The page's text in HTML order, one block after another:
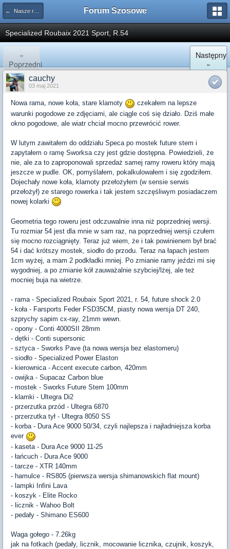
← Nasze rowery Forum Szosowe
Specialized Roubaix 2021 Sport, R.54
«
Poprzedni
Następny
»
cauchy
03 maj 2021
Nowa rama, nowe koła, stare klamoty
czekałem na lepsze
warunki pogodowe ze zdjęciami, ale ciągle coś się działo. Dziś małe
okno pogodowe, ale wiatr chciał mocno przewrócić rower.
W lutym zawitałem do oddziału Speca po mostek future stem i
zapytałem o ramę Sworksa czy jest gdzie dostępna. Powiedzieli, że
nie, ale za to zaproponowali sprzedaż samej ramy roweru który mają
jeszcze w pudle. OK, pomyślałem, pokalkulowałem i się zgodziłem.
Dojechały nowe koła, klamoty przełożyłem (w sensie serwis
przełożył) ze starego rowerka i tak jestem szczęśliwym posiadaczem
nowej kolarki
Geometria tego roweru jest odczuwalnie inna niż poprzedniej wersji.
Tu rozmiar 54 jest dla mnie w sam raz, na poprzedniej wersji czułem
się mocno rozciągnięty. Teraz już wiem, że i tak powinienem był brać
54 i dać krótszy mostek, siodło do przodu. Teraz na łapach jestem
1cm wyżej, a mam 2 podkładki mniej. Po zmianie ramy jeździ mi się
wygodniej, a po zmianie kół zauważalnie szybciej/lżej, ale też
mocniej buja na wietrze.
- rama - Specialized Roubaix Sport 2021, r. 54, future shock 2.0
- koła - Farsports Feder FSD35CM, piasty nowa wersja DT 240,
szprychy sapim cx-ray, 21mm wewn.
- opony - Conti 4000SII 28mm
- dętki - Conti supersonic
- sztyca - Sworks Pave (ta nowa wersja bez elastomeru)
- siodło - Specialized Power Elaston
- kierownica - Accent execute carbon, 420mm
- owijka - Supacaz Carbon blue
- mostek - Sworks Future Stem 100mm
- klamki - Ultegra Di2
- przerzutka przód - Ultegra 6870
- przerzutka tył - Ultegra 8050 SS
- korba - Dura Ace 9000 50/34, czyli najlepsza i najładniejsza korba
ever
- kaseta - Dura Ace 9000 11-25
- łańcuch - Dura Ace 9000
- tarcze - XTR 140mm
- hamulce - RS805 (pierwsza wersja shimanowskich flat mount)
- lampki Infini Lava
- koszyk - Elite Rocko
- licznik - Wahoo Bolt
- pedały - Shimano ES600
Waga gołego - 7.26kg
jak na fotkach (pedały, licznik, mocowanie licznika, czujnik, koszyk,